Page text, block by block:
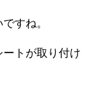
すね。
トが取り付け